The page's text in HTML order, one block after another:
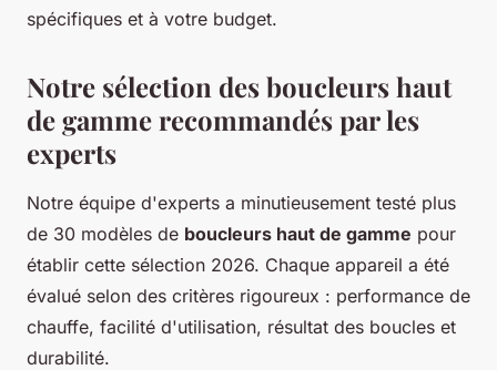
spécifiques et à votre budget.
Notre sélection des boucleurs haut
de gamme recommandés par les
experts
Notre équipe d'experts a minutieusement testé plus
de 30 modèles de boucleurs haut de gamme pour
établir cette sélection 2026. Chaque appareil a été
évalué selon des critères rigoureux : performance de
chauffe, facilité d'utilisation, résultat des boucles et
durabilité.